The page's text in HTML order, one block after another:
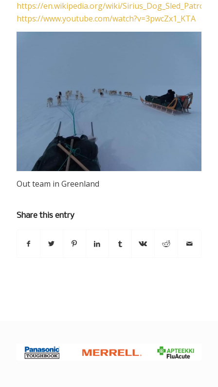
https://en.wikipedia.org/wiki/Sirius_Dog_Sled_Patrol
https://www.youtube.com/watch?v=3pwcZx1_KTA
Out team in Greenland
Share this entry